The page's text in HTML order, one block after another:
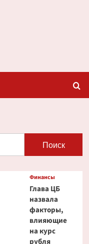
Финансы
Глава ЦБ
назвала
факторы,
влияющие
на курс
рубля